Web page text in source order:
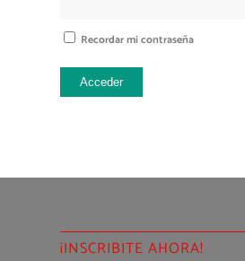
Recordar mi contraseña
Acceder
¡INSCRIBITE AHORA!